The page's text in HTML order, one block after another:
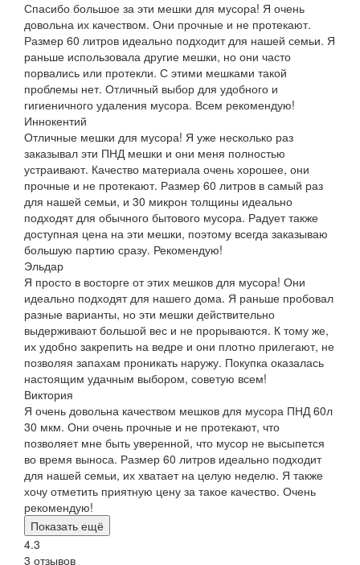
Спасибо большое за эти мешки для мусора! Я очень
довольна их качеством. Они прочные и не протекают.
Размер 60 литров идеально подходит для нашей семьи. Я
раньше использовала другие мешки, но они часто
порвались или протекли. С этими мешками такой
проблемы нет. Отличный выбор для удобного и
гигиеничного удаления мусора. Всем рекомендую!
Иннокентий
Отличные мешки для мусора! Я уже несколько раз
заказывал эти ПНД мешки и они меня полностью
устраивают. Качество материала очень хорошее, они
прочные и не протекают. Размер 60 литров в самый раз
для нашей семьи, и 30 микрон толщины идеально
подходят для обычного бытового мусора. Радует также
доступная цена на эти мешки, поэтому всегда заказываю
большую партию сразу. Рекомендую!
Эльдар
Я просто в восторге от этих мешков для мусора! Они
идеально подходят для нашего дома. Я раньше пробовал
разные варианты, но эти мешки действительно
выдерживают большой вес и не прорываются. К тому же,
их удобно закрепить на ведре и они плотно прилегают, не
позволяя запахам проникать наружу. Покупка оказалась
настоящим удачным выбором, советую всем!
Виктория
Я очень довольна качеством мешков для мусора ПНД 60л
30 мкм. Они очень прочные и не протекают, что
позволяет мне быть уверенной, что мусор не высыпется
во время выноса. Размер 60 литров идеально подходит
для нашей семьи, их хватает на целую неделю. Я также
хочу отметить приятную цену за такое качество. Очень
рекомендую!
Показать ещё
4.3
3 отзывов